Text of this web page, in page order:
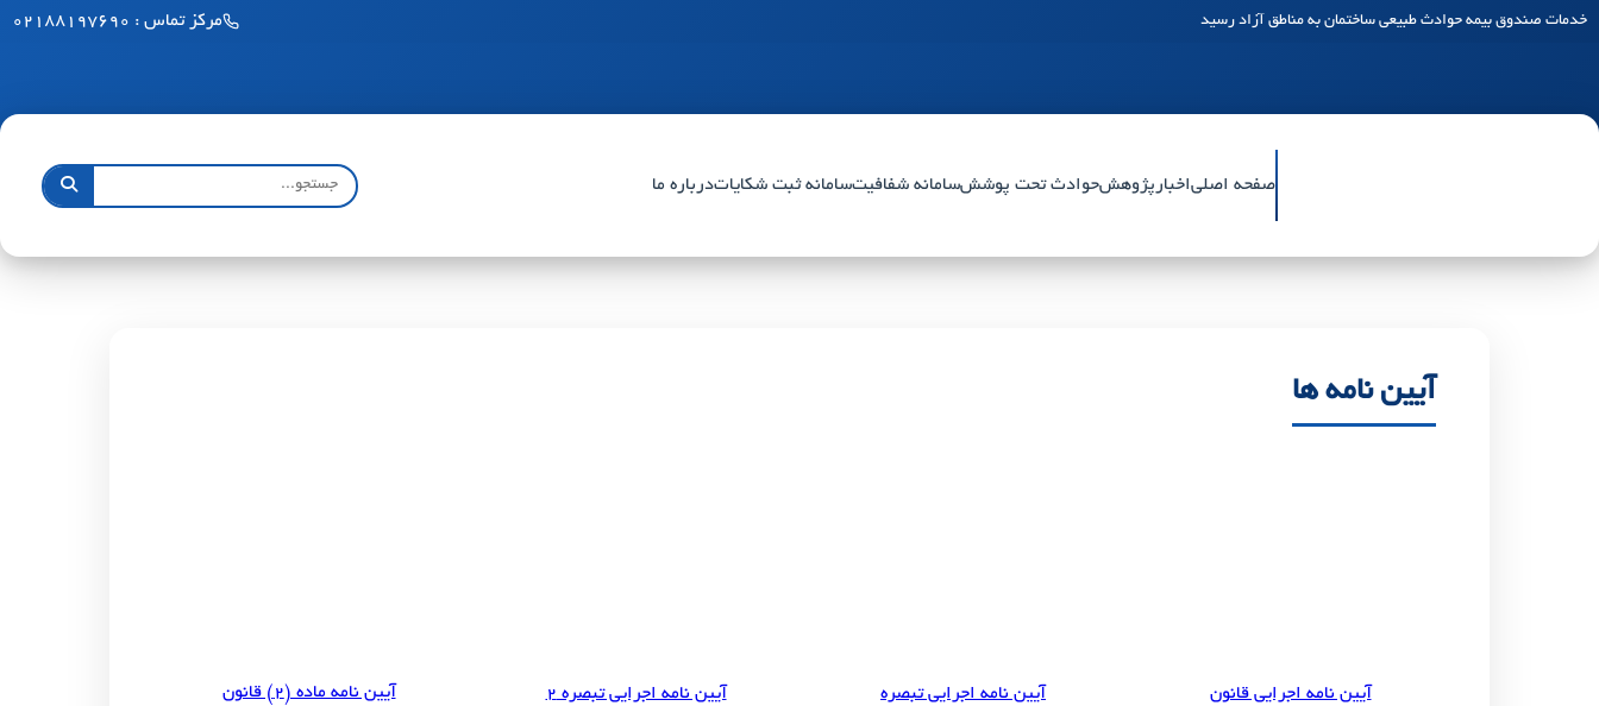
خدمات صندوق بیمه حوادث طبیعی ساختمان به مناطق آزاد رسید مرکز تماس : ۰۲۱۸۸۱۹۷۶۹۰
صفحه اصلیاخبار پژوهشحوادث تحت پوششسامانه شفافیتسامانه ثبت شکایاتدرباره ما
آیین نامه ها
آیین نامه ماده (۲) قانون
آیین نامه اجرایی تبصره ۲
آیین نامه اجرایی تبصره
آیین نامه اجرایی قانون